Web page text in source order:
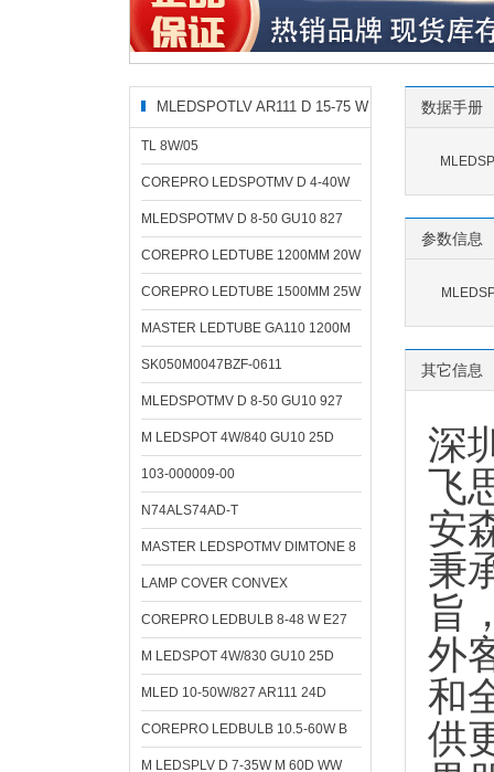
MLEDSPOTLV AR111 D 15-75 W
相关型号
TL 8W/05
COREPRO LEDSPOTMV D 4-40W
MLEDSPOTMV D 8-50 GU10 827
COREPRO LEDTUBE 1200MM 20W
COREPRO LEDTUBE 1500MM 25W
MASTER LEDTUBE GA110 1200M
SK050M0047BZF-0611
MLEDSPOTMV D 8-50 GU10 927
M LEDSPOT 4W/840 GU10 25D
103-000009-00
N74ALS74AD-T
MASTER LEDSPOTMV DIMTONE 8
LAMP COVER CONVEX
COREPRO LEDBULB 8-48 W E27
M LEDSPOT 4W/830 GU10 25D
MLED 10-50W/827 AR111 24D
COREPRO LEDBULB 10.5-60W B
M LEDSPLV D 7-35W M 60D WW
数据手册
参数信息
其它信息
深
飞
安
秉
旨
外
和
供